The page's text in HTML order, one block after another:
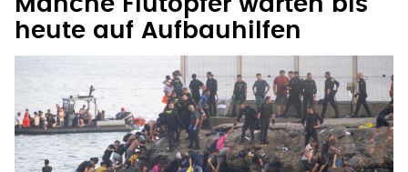
heute auf Aufbauhilfen